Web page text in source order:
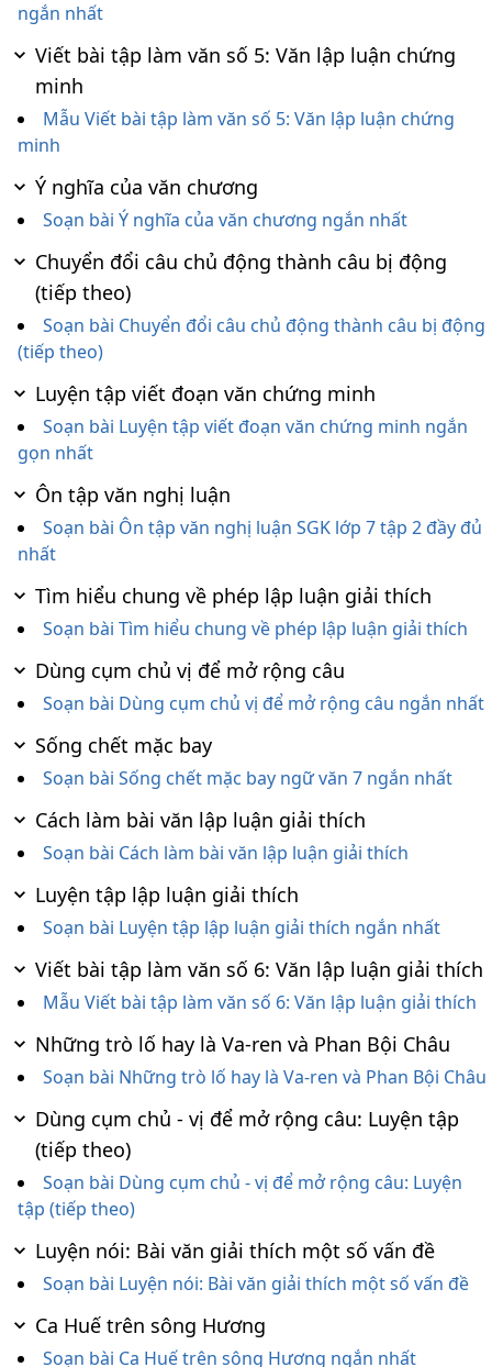
ngắn nhất
Viết bài tập làm văn số 5: Văn lập luận chứng
minh
Mẫu Viết bài tập làm văn số 5: Văn lập luận chứng
minh
Ý nghĩa của văn chương
Soạn bài Ý nghĩa của văn chương ngắn nhất
Chuyển đổi câu chủ động thành câu bị động
(tiếp theo)
Soạn bài Chuyển đổi câu chủ động thành câu bị động
(tiếp theo)
Luyện tập viết đoạn văn chứng minh
Soạn bài Luyện tập viết đoạn văn chứng minh ngắn
gọn nhất
Ôn tập văn nghị luận
Soạn bài Ôn tập văn nghị luận SGK lớp 7 tập 2 đầy đủ
nhất
Tìm hiểu chung về phép lập luận giải thích
Soạn bài Tìm hiểu chung về phép lập luận giải thích
Dùng cụm chủ vị để mở rộng câu
Soạn bài Dùng cụm chủ vị để mở rộng câu ngắn nhất
Sống chết mặc bay
Soạn bài Sống chết mặc bay ngữ văn 7 ngắn nhất
Cách làm bài văn lập luận giải thích
Soạn bài Cách làm bài văn lập luận giải thích
Luyện tập lập luận giải thích
Soạn bài Luyện tập lập luận giải thích ngắn nhất
Viết bài tập làm văn số 6: Văn lập luận giải thích
Mẫu Viết bài tập làm văn số 6: Văn lập luận giải thích
Những trò lố hay là Va-ren và Phan Bội Châu
Soạn bài Những trò lố hay là Va-ren và Phan Bội Châu
Dùng cụm chủ - vị để mở rộng câu: Luyện tập
(tiếp theo)
Soạn bài Dùng cụm chủ - vị để mở rộng câu: Luyện
tập (tiếp theo)
Luyện nói: Bài văn giải thích một số vấn đề
Soạn bài Luyện nói: Bài văn giải thích một số vấn đề
Ca Huế trên sông Hương
Soạn bài Ca Huế trên sông Hương ngắn nhất